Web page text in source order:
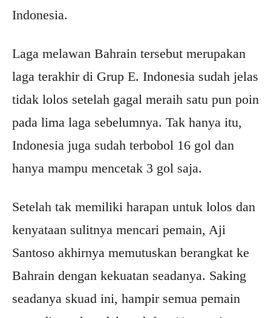
Indonesia.
Laga melawan Bahrain tersebut merupakan
laga terakhir di Grup E. Indonesia sudah jelas
tidak lolos setelah gagal meraih satu pun poin
pada lima laga sebelumnya. Tak hanya itu,
Indonesia juga sudah terbobol 16 gol dan
hanya mampu mencetak 3 gol saja.
Setelah tak memiliki harapan untuk lolos dan
kenyataan sulitnya mencari pemain, Aji
Santoso akhirnya memutuskan berangkat ke
Bahrain dengan kekuatan seadanya. Saking
seadanya skuad ini, hampir semua pemain